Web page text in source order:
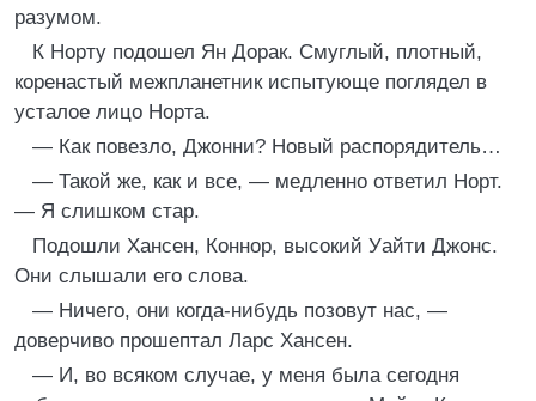
разумом.
К Норту подошел Ян Дорак. Смуглый, плотный,
коренастый межпланетник испытующе поглядел в
усталое лицо Норта.
— Как повезло, Джонни? Новый распорядитель…
— Такой же, как и все, — медленно ответил Норт.
— Я слишком стар.
Подошли Хансен, Коннор, высокий Уайти Джонс.
Они слышали его слова.
— Ничего, они когда-нибудь позовут нас, —
доверчиво прошептал Ларс Хансен.
— И, во всяком случае, у меня была сегодня